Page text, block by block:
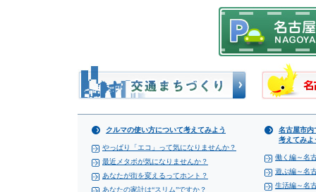
クルマの使い方について考えてみよう
やっぱり「エコ」って気になりませんか？
最近メタボが気になりませんか？
あなたが街を変えるってホント？
あなたの家計は“スリム”ですか？
名古屋市内
考えてみよ
働く編～名
遊ぶ編～名
生活編～名